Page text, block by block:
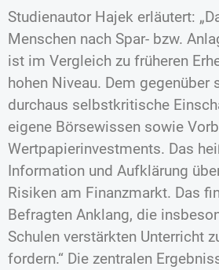
Studienautor Hajek erläutert:
Menschen nach Spar- bzw.
ist im Vergleich zu früheren
hohen Niveau. Dem gegenüber
durchaus selbstkritische
eigene Börsewissen sowie
Wertpapierinvestments. Das
Information und Aufklärung
Risiken am Finanzmarkt. Das
Befragten Anklang, die
Schulen verstärkten Unterricht
fordern.“ Die zentralen